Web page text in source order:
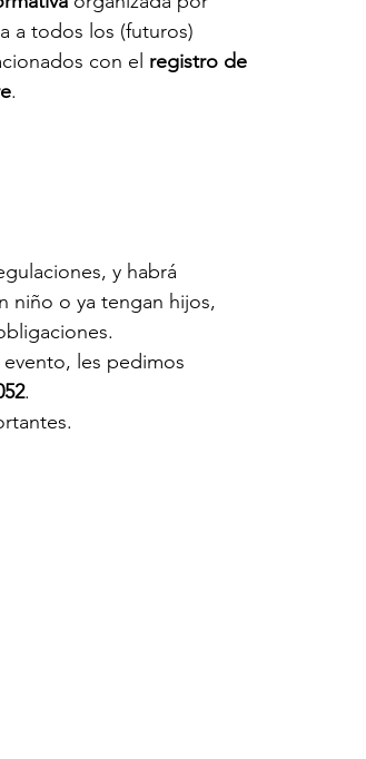
a todos los (futuros)
con el registro de
.
y habrá
niño o ya tengan hijos,
evento, les pedimos
.